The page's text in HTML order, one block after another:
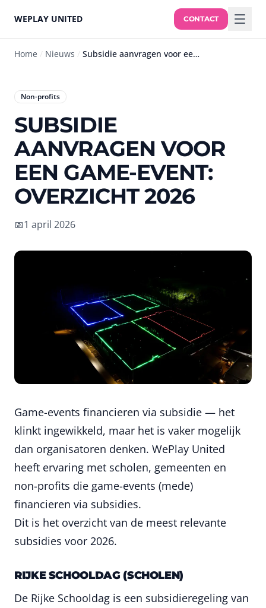
WEPLAY UNITED CONTACT
Home / Nieuws / Subsidie aanvragen voor een game-event: overzicht 2026
Non-profits
SUBSIDIE
AANVRAGEN VOOR
EEN GAME-EVENT:
OVERZICHT 2026
📅1 april 2026
Game-events financieren via subsidie — het
klinkt ingewikkeld, maar het is vaker mogelijk
dan organisatoren denken. WePlay United
heeft ervaring met scholen, gemeenten en
non-profits die game-events (mede)
financieren via subsidies.
Dit is het overzicht van de meest relevante
subsidies voor 2026.
RIJKE SCHOOLDAG (SCHOLEN)
De Rijke Schooldag is een subsidieregeling van